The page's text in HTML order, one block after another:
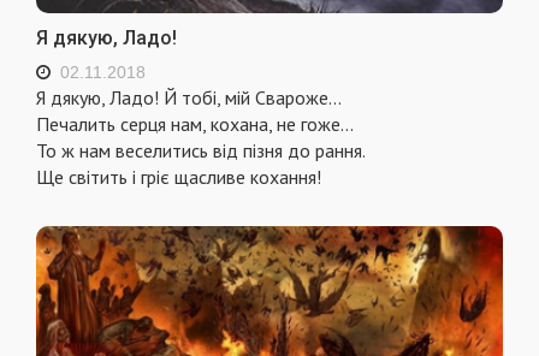
Я дякую, Ладо!
02.11.2018
Я дякую, Ладо! Й тобі, мій Свароже...
Печалить серця нам, кохана, не гоже...
То ж нам веселитись від пізня до рання.
Ще світить і гріє щасливе кохання!